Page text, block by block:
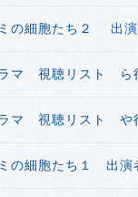
の細胞たち２ 出演
ラマ 視聴リスト ら
ラマ 視聴リスト や
の細胞たち１ 出演